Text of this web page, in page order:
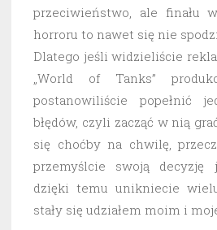
przeciwieństwo, ale finału
horroru to nawet się nie
Dlatego jeśli widzieliście
„World of Tanks”
postanowiliście popełnić
błędów, czyli zacząć w nią
się choćby na chwilę,
przemyślcie swoją decyzję
dzięki temu unikniecie
stały się udziałem moim i